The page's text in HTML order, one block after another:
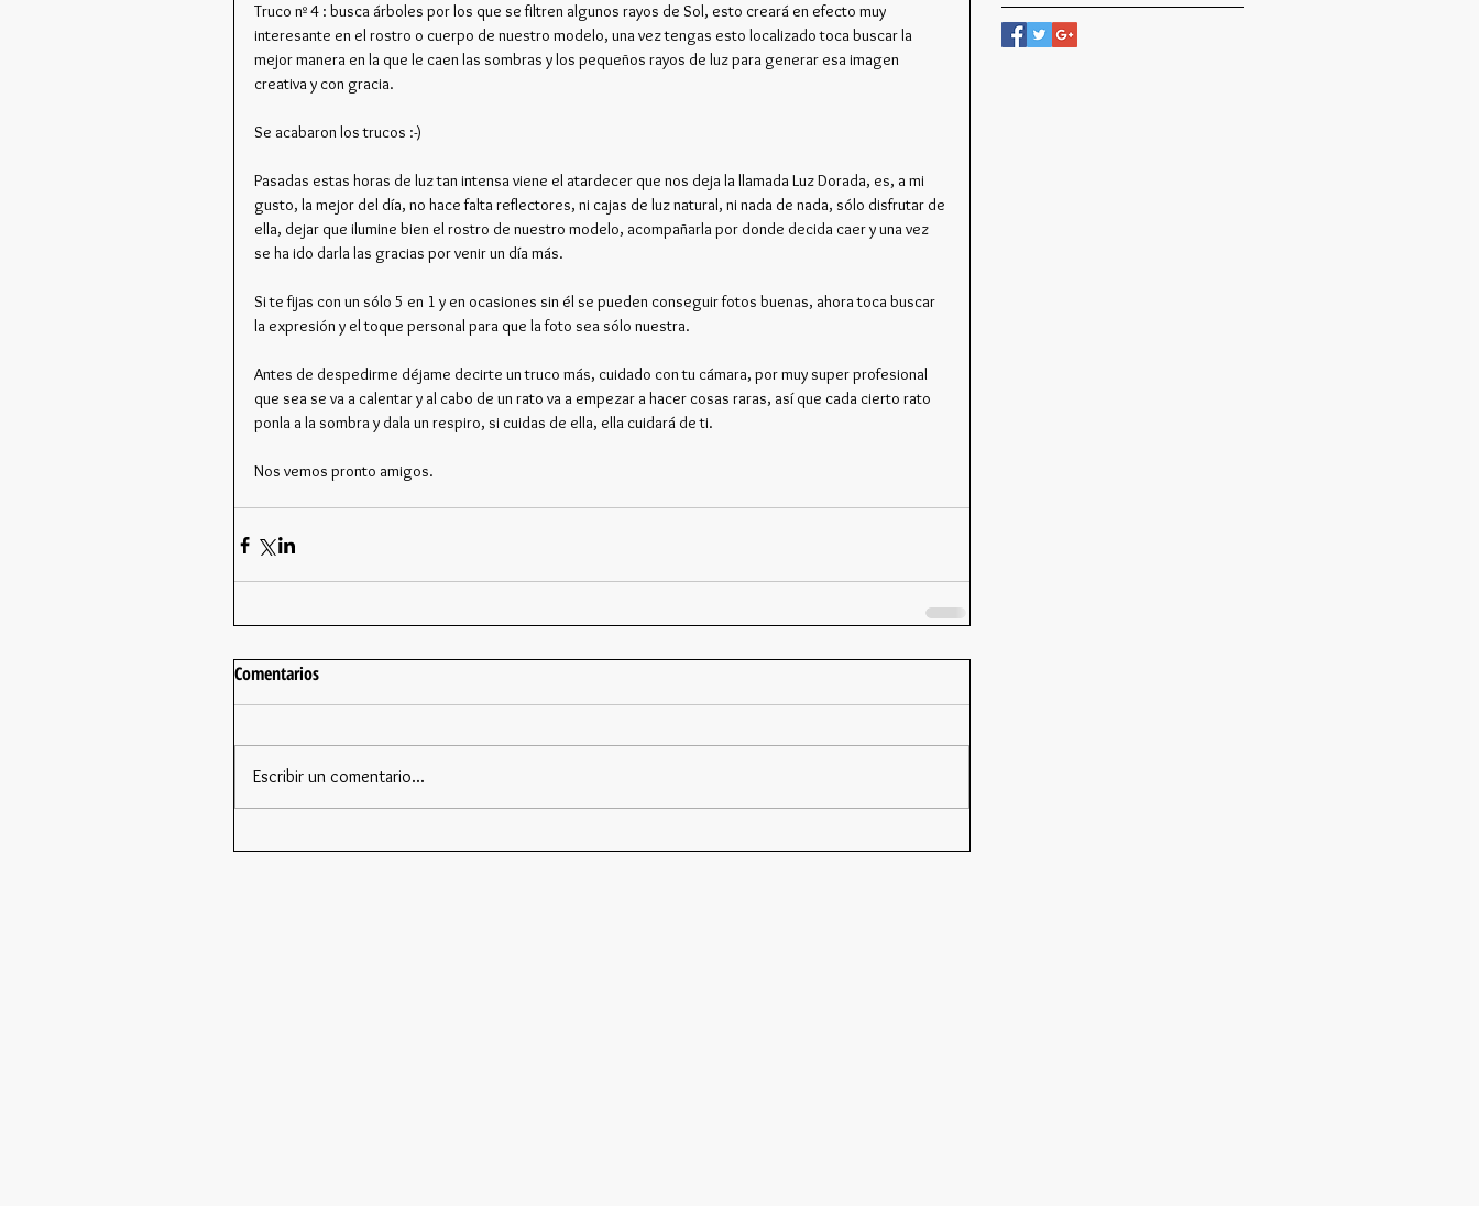
Truco nº 4 : busca árboles por los que se filtren algunos rayos de Sol, esto creará en efecto muy
interesante en el rostro o cuerpo de nuestro modelo, una vez tengas esto localizado toca buscar la
mejor manera en la que le caen las sombras y los pequeños rayos de luz para generar esa imagen
creativa y con gracia.
Se acabaron los trucos :-)
Pasadas estas horas de luz tan intensa viene el atardecer que nos deja la llamada Luz Dorada, es, a mi
gusto, la mejor del día, no hace falta reflectores, ni cajas de luz natural, ni nada de nada, sólo disfrutar de
ella, dejar que ilumine bien el rostro de nuestro modelo, acompañarla por donde decida caer y una vez
se ha ido darla las gracias por venir un día más.
Si te fijas con un sólo 5 en 1 y en ocasiones sin él se pueden conseguir fotos buenas, ahora toca buscar
la expresión y el toque personal para que la foto sea sólo nuestra.
Antes de despedirme déjame decirte un truco más, cuidado con tu cámara, por muy super profesional
que sea se va a calentar y al cabo de un rato va a empezar a hacer cosas raras, así que cada cierto rato
ponla a la sombra y dala un respiro, si cuidas de ella, ella cuidará de ti.
Nos vemos pronto amigos.
Comentarios
Escribir un comentario...